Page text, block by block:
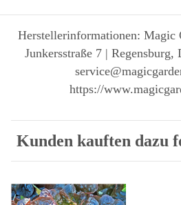
Herstellerinformationen: Magic
Junkersstraße 7 | Regensburg,
https://
Kunden kauften dazu